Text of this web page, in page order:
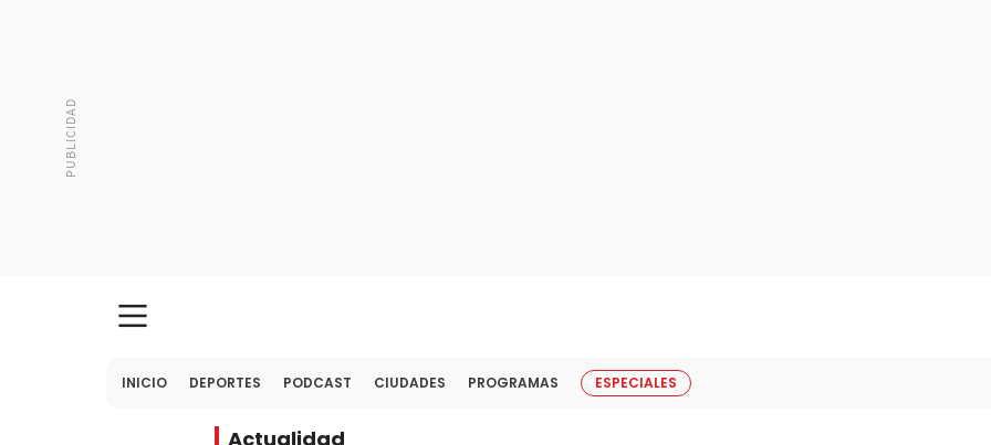
INICIO DEPORTES PODCAST CIUDADES PROGRAMAS ESPECIALES
Actualidad